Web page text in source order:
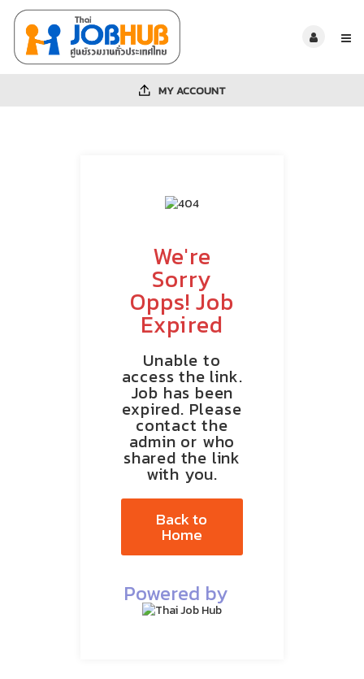
MY ACCOUNT
We're
Sorry
Opps! Job
Expired
Unable to
access the link.
Job has been
expired. Please
contact the
admin or who
shared the link
with you.
Back to
Home
Powered by